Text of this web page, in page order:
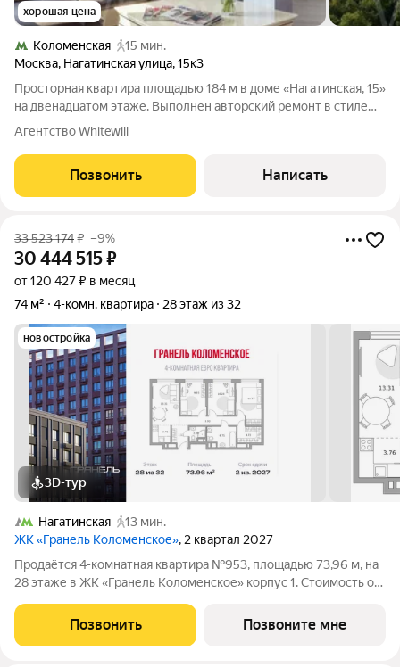
хорошая цена
Коломенская
15 мин.
Москва, Нагатинская улица,15к3
Просторная квартира площадью 184 м в доме «Нагатинская, 15»
на двенадцатом этаже. Выполнен авторский ремонт в стиле
современной классики, в оформлении использованы фактуры
дизайнерские люстры.
Агентство Whitewill
Позвонить Написать
33 523 174₽ –9%
30 444 515₽
от 120 427 ₽ в месяц
74 м²
4-комн. квартира 28 этаж из 32
новостройка
3D-тур
Нагатинская
13 мин.
ЖК «Гранель Коломенское», 2 квартал 2027
Продаётся 4-комнатная квартира №953, площадью 73,96 м, на
28 этаже в ЖК «Гранель Коломенское» корпус 1. Стоимость от
односторонняя, окна на улицу. Жилой квартал «Гранель
Коломенское» расположился на юге
Позвонить Позвоните мне